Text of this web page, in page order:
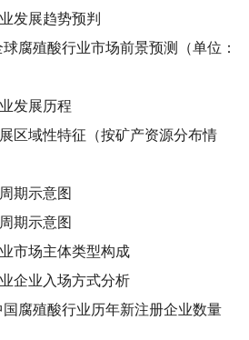
发展趋势预判
球腐殖酸行业市场前景预测（单位：
发展历程
区域性特征（按矿产资源分布情
期示意图
期示意图
市场主体类型构成
企业入场方式分析
国腐殖酸行业历年新注册企业数量